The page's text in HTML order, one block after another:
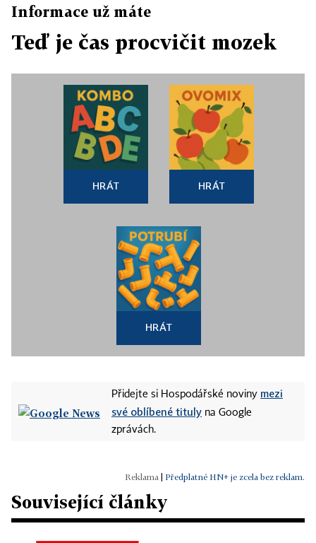
Informace už máte
Teď je čas procvičit mozek
HRÁT HRÁT
HRÁT
Přidejte si Hospodářské noviny mezi
své oblíbené tituly na Google
zprávách.
Předplatné HN+ je zcela bez reklam.
Související články